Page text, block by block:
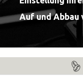
Auf und Abbau